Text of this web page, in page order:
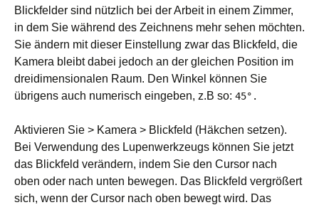
Blickfelder sind nützlich bei der Arbeit in einem Zimmer,
in dem Sie während des Zeichnens mehr sehen möchten.
Sie ändern mit dieser Einstellung zwar das Blickfeld, die
Kamera bleibt dabei jedoch an der gleichen Position im
dreidimensionalen Raum. Den Winkel können Sie
übrigens auch numerisch eingeben, z.B so: 45°.
Aktivieren Sie > Kamera > Blickfeld (Häkchen setzen).
Bei Verwendung des Lupenwerkzeugs können Sie jetzt
das Blickfeld verändern, indem Sie den Cursor nach
oben oder nach unten bewegen. Das Blickfeld vergrößert
sich, wenn der Cursor nach oben bewegt wird. Das